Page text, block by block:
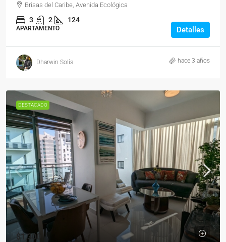
Brisas del Caribe, Avenida Ecológica
3 2 124
APARTAMENTO Detalles
Dharwin Solís hace 3 años
DESTACADO
$1,300